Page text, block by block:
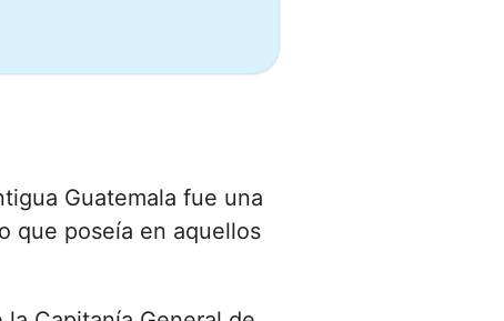
Guatemala fue una
que poseía en aquellos